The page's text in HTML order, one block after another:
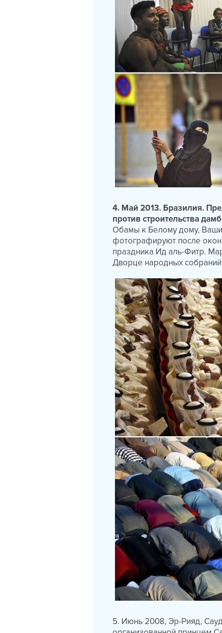
4. Май 2013. Бразилия.
против строительства
Обамы к Белому дому,
фотографируют после
праздника Ид аль-Фитр.
Дворце народных
5. Июнь 2008, Эр-Рияд,